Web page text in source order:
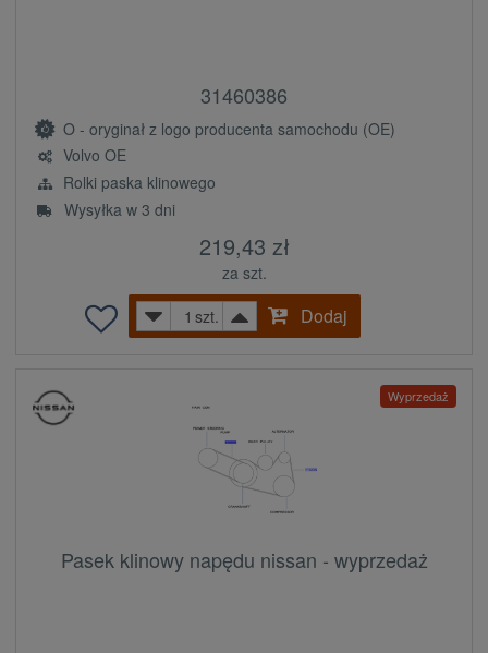
31460386
O - oryginał z logo producenta samochodu (OE)
Volvo OE
Rolki paska klinowego
Wysyłka w 3 dni
219,43 zł
za szt.
szt.
Dodaj
Wyprzedaż
Pasek klinowy napędu nissan - wyprzedaż